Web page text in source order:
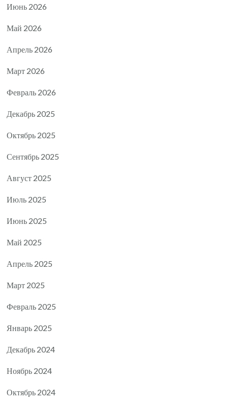
Июнь 2026
Май 2026
Апрель 2026
Март 2026
Февраль 2026
Декабрь 2025
Октябрь 2025
Сентябрь 2025
Август 2025
Июль 2025
Июнь 2025
Май 2025
Апрель 2025
Март 2025
Февраль 2025
Январь 2025
Декабрь 2024
Ноябрь 2024
Октябрь 2024